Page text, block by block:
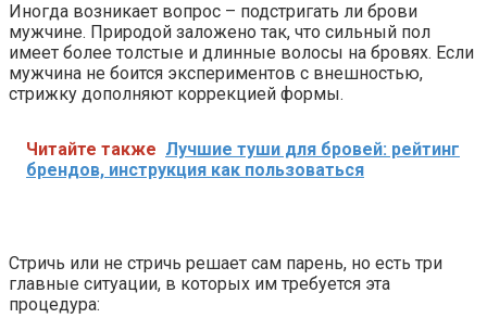
Иногда возникает вопрос – подстригать ли брови
мужчине. Природой заложено так, что сильный пол
имеет более толстые и длинные волосы на бровях. Если
мужчина не боится экспериментов с внешностью,
стрижку дополняют коррекцией формы.
Читайте также Лучшие туши для бровей: рейтинг
брендов, инструкция как пользоваться
Стричь или не стричь решает сам парень, но есть три
главные ситуации, в которых им требуется эта
процедура: